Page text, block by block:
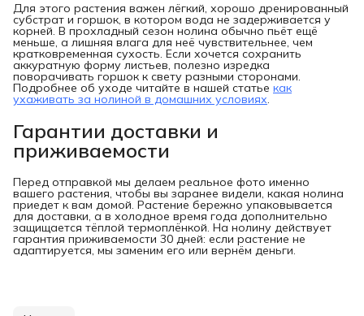
Для этого растения важен лёгкий, хорошо дренированный
субстрат и горшок, в котором вода не задерживается у
корней. В прохладный сезон нолина обычно пьёт ещё
меньше, а лишняя влага для неё чувствительнее, чем
кратковременная сухость. Если хочется сохранить
аккуратную форму листьев, полезно изредка
поворачивать горшок к свету разными сторонами.
Подробнее об уходе читайте в нашей статье как
ухаживать за нолиной в домашних условиях.
Гарантии доставки и
приживаемости
Перед отправкой мы делаем реальное фото именно
вашего растения, чтобы вы заранее видели, какая нолина
приедет к вам домой. Растение бережно упаковывается
для доставки, а в холодное время года дополнительно
защищается тёплой термоплёнкой. На нолину действует
гарантия приживаемости 30 дней: если растение не
адаптируется, мы заменим его или вернём деньги.